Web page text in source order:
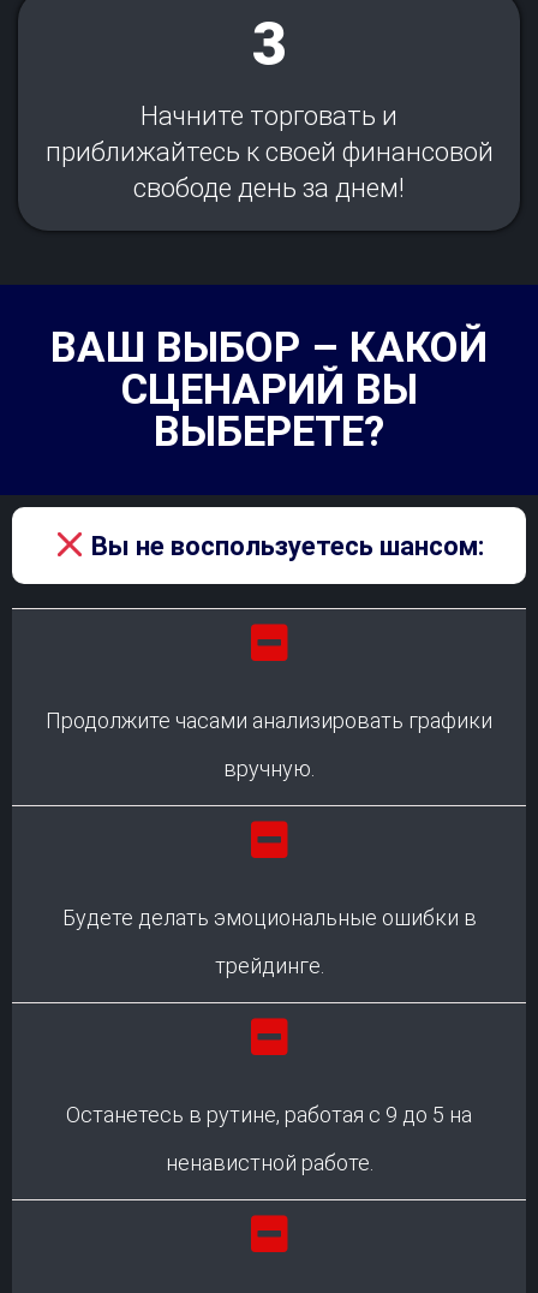
3
Начните торговать и
приближайтесь к своей финансовой
свободе день за днем!
ВАШ ВЫБОР – КАКОЙ
СЦЕНАРИЙ ВЫ
ВЫБЕРЕТЕ?
Вы не воспользуетесь шансом:
Продолжите часами анализировать графики
вручную.
Будете делать эмоциональные ошибки в
трейдинге.
Останетесь в рутине, работая с 9 до 5 на
ненавистной работе.